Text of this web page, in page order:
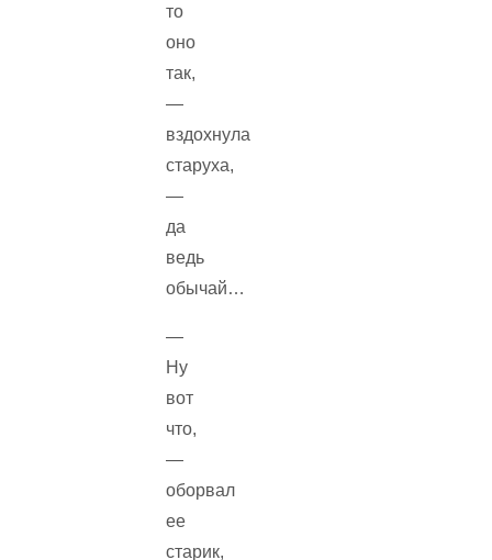
то
оно
так,
—
вздохнула
старуха,
—
да
ведь
обычай…
—
Ну
вот
что,
—
оборвал
ее
старик,